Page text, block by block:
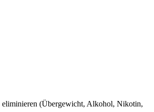
eliminieren (Übergewicht, Alkohol, Nikotin,